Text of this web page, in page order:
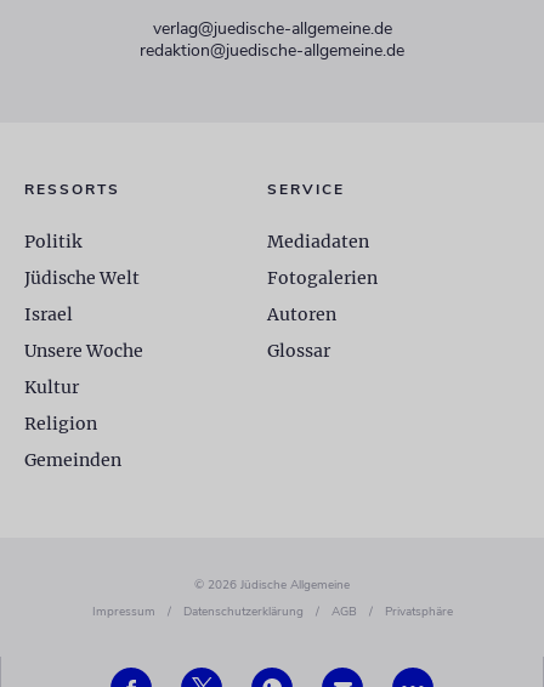
verlag@juedische-allgemeine.de
redaktion@juedische-allgemeine.de
RESSORTS
Politik
Jüdische Welt
Israel
Unsere Woche
Kultur
Religion
Gemeinden
SERVICE
Mediadaten
Fotogalerien
Autoren
Glossar
© 2026 Jüdische Allgemeine
Impressum
/ Datenschutzerklärung / AGB / Privatsphäre